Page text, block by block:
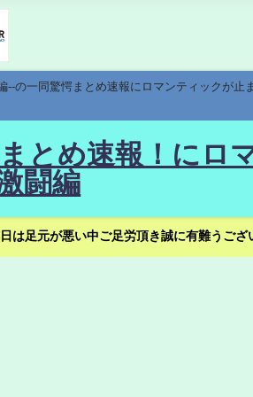
の一同驚愕まとめ速報にロマンティックが止
とめ速報！にロ
闘編
足元が悪い中ご足労頂き誠に有難うござ